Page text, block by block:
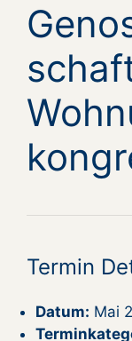
Termin
Datum: Mai